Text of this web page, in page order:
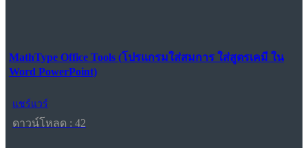
MathType Office Tools (โปรแกรมใส่สมการ ใส่สูตรเคมี ใน
Word PowerPoint)
แชร์แวร์
ดาวน์โหลด : 42